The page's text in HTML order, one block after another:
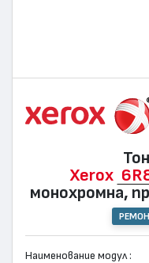
Xerox
монохромна,
Наименование модул :